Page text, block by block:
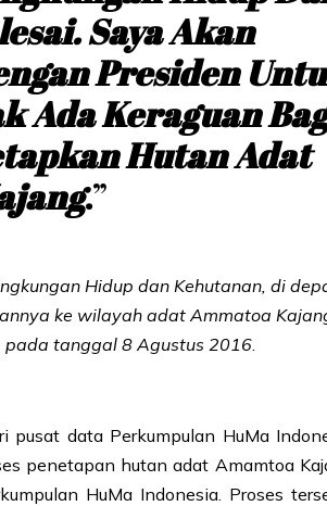
Saya Akan
Presiden
Ada Keraguan
Hutan Adat
.”
Hidup dan Kehutanan, di
ke wilayah adat Ammatoa
pada tanggal 8 Agustus 2016.
pusat data Perkumpulan HuMa
penetapan hutan adat Amamtoa
HuMa Indonesia. Proses